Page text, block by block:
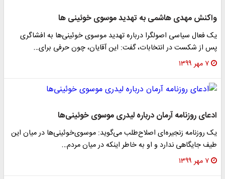
واکنش مهدی هاشمی به تهدید موسوی خوئینی ها
یک فعال سیاسی اصولگرا درباره تهدید موسوی خوئینی‌ها به افشاگری
پس از شکست در انتخابات، گفت: این آقایان، چون حرفی برای…
۷ مهر ۱۳۹۹
ادعای روزنامه آرمان درباره لیدری موسوی خوئینی‌ها
یک روزنامه زنجیره‌ای اصلاح‌طلب می‌گوید: موسوی‌خوئینی‌ها در میان این
طیف جایگاهی ندارد و او به خاطر اینکه در میان مردم…
۷ مهر ۱۳۹۹